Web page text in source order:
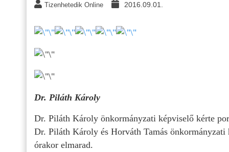
Tizenhetedik Online 2016.09.01.
Dr. Piláth Károly
Dr. Piláth Károly önkormányzati képviselő kérte
Dr. Piláth Károly és Horváth Tamás
órakor elmarad.